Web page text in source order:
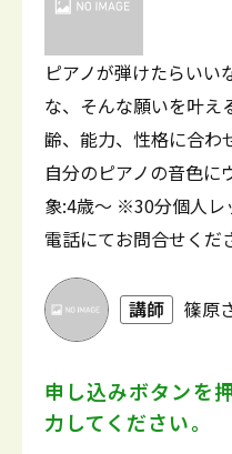
ピアノが弾けたらいい
な、そんな願いを叶え
齢、能力、性格に合わ
自分のピアノの音色に
象:4歳～ ※30分個人レ
電話にてお問合せくだ
講師 篠原
申し込みボタンを
力してください。